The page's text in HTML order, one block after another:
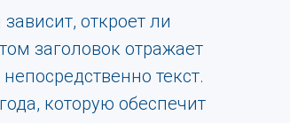
откроет ли
заголовок отражает
текст.
которую обеспечит